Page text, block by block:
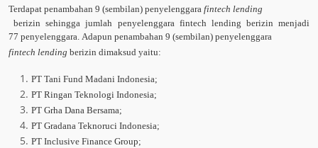
Terdapat penambahan 9 (sembilan) penyelenggara fintech lending
berizin sehingga jumlah penyelenggara fintech lending berizin menjadi
77 penyelenggara. Adapun penambahan 9 (sembilan) penyelenggara
fintech lending berizin dimaksud yaitu:
PT Tani Fund Madani Indonesia;
PT Ringan Teknologi Indonesia;
PT Grha Dana Bersama;
PT Gradana Teknoruci Indonesia;
PT Inclusive Finance Group;